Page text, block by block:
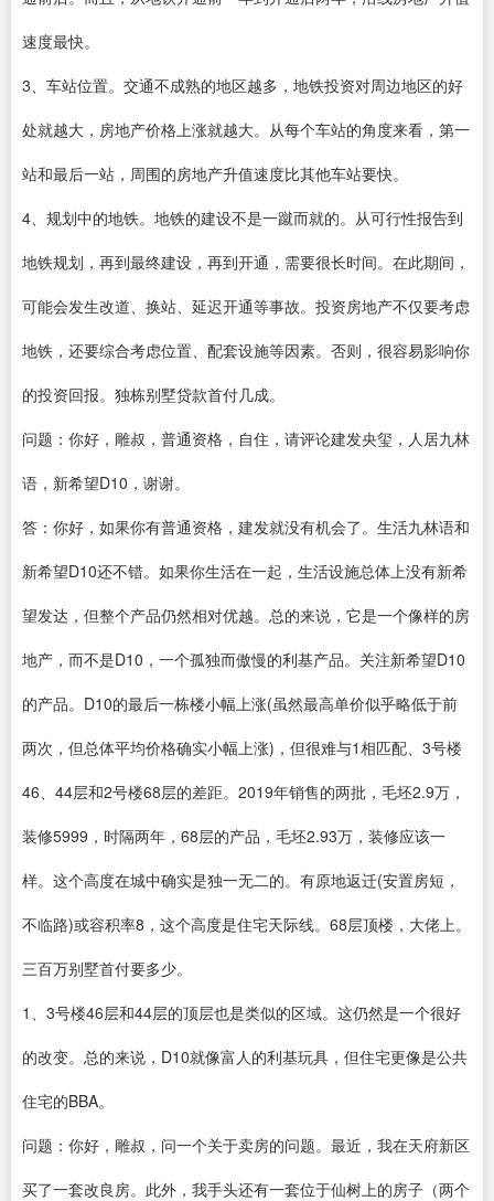
速度最快。
3、车站位置。交通不成熟的地区越多，地铁投资对周边地区的好
处就越大，房地产价格上涨就越大。从每个车站的角度来看，第一
站和最后一站，周围的房地产升值速度比其他车站要快。
4、规划中的地铁。地铁的建设不是一蹴而就的。从可行性报告到
地铁规划，再到最终建设，再到开通，需要很长时间。在此期间，
可能会发生改道、换站、延迟开通等事故。投资房地产不仅要考虑
地铁，还要综合考虑位置、配套设施等因素。否则，很容易影响你
的投资回报。独栋别墅贷款首付几成。
问题：你好，雕叔，普通资格，自住，请评论建发央玺，人居九林
语，新希望D10，谢谢。
答：你好，如果你有普通资格，建发就没有机会了。生活九林语和
新希望D10还不错。如果你生活在一起，生活设施总体上没有新希
望发达，但整个产品仍然相对优越。总的来说，它是一个像样的房
地产，而不是D10，一个孤独而傲慢的利基产品。关注新希望D10
的产品。D10的最后一栋楼小幅上涨(虽然最高单价似乎略低于前
两次，但总体平均价格确实小幅上涨)，但很难与1相匹配、3号楼
46、44层和2号楼68层的差距。2019年销售的两批，毛坯2.9万，
装修5999，时隔两年，68层的产品，毛坯2.93万，装修应该一
样。这个高度在城中确实是独一无二的。有原地返迁(安置房短，
不临路)或容积率8，这个高度是住宅天际线。68层顶楼，大佬上。
三百万别墅首付要多少。
1、3号楼46层和44层的顶层也是类似的区域。这仍然是一个很好
的改变。总的来说，D10就像富人的利基玩具，但住宅更像是公共
住宅的BBA。
问题：你好，雕叔，问一个关于卖房的问题。最近，我在天府新区
买了一套改良房。此外，我手头还有一套位于仙树上的房子（两个